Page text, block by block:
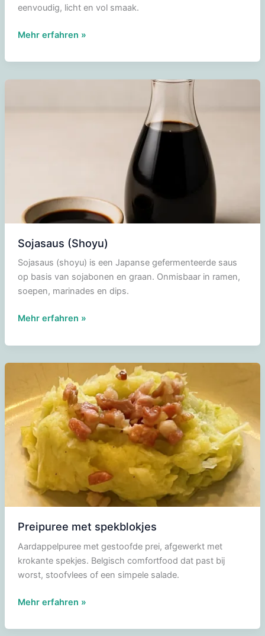
eenvoudig, licht en vol smaak.
Paksoipuree
Mehr erfahren »
Sojasaus (Shoyu)
Sojasaus (shoyu) is een Japanse gefermenteerde saus
op basis van sojabonen en graan. Onmisbaar in ramen,
soepen, marinades en dips.
Sojasaus
Mehr erfahren »
Preipuree met spekblokjes
Aardappelpuree met gestoofde prei, afgewerkt met
krokante spekjes. Belgisch comfortfood dat past bij
worst, stoofvlees of een simpele salade.
Preipuree
spekblokjes
Mehr erfahren »